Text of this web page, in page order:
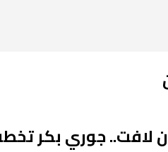
لافت.. جوري بكر